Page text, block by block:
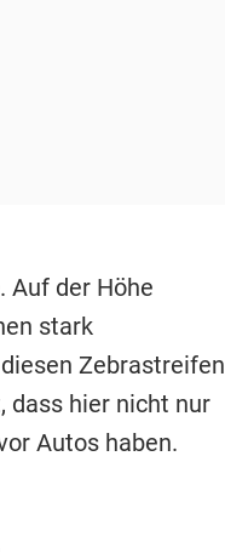
Auf der Höhe
stark
Zebrastreifen
dass hier nicht nur
Autos haben.